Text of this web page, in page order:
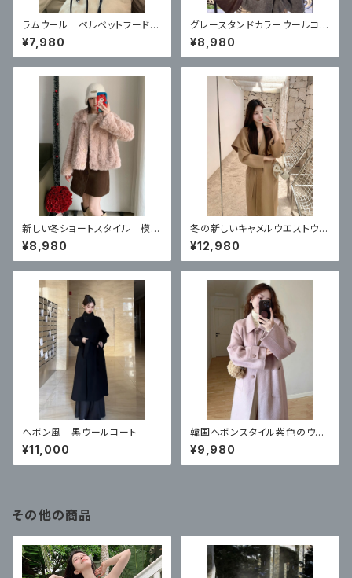
ラムウール ベルベットフード付
きカーディガンコート
¥7,980
グレースタンドカラーウールコー
ト ハイエンドショートスタイル
¥8,980
新しい冬ショートスタイル 模造
子羊の毛皮のコート
¥8,980
冬の新しいキャメルウエストウー
ルコート
¥12,980
ヘボン風 黒ウールコート
¥11,000
韓国ヘボンスタイル紫色のウー
ルのコート
¥9,980
その他の商品